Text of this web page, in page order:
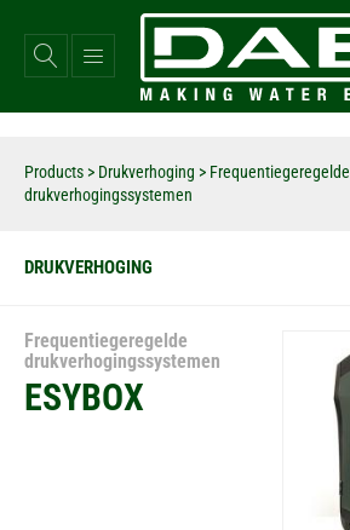
naar
Products > Drukverhoging > Frequentiegeregelde
drukverhogingssystemen
DRUKVERHOGING
Frequentiegeregelde
drukverhogingssystemen
ESYBOX